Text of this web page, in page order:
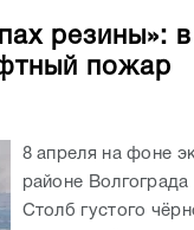
резины»:
пожар
8 апреля на фоне
районе
Столб густого